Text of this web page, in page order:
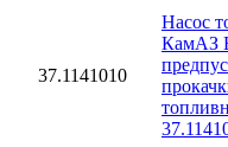
37.1141010
Насос
КамАЗ